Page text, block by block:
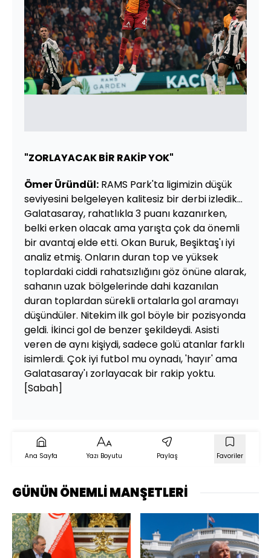
"ZORLAYACAK BİR RAKİP YOK"
Ömer Üründül: RAMS Park'ta ligimizin düşük
seviyesini belgeleyen kalitesiz bir derbi izledik…
Galatasaray, rahatlıkla 3 puanı kazanırken,
belki erken olacak ama yarışta çok da önemli
bir avantaj elde etti. Okan Buruk, Beşiktaş'ı iyi
analiz etmiş. Onların duran top ve yüksek
toplardaki ciddi rahatsızlığını göz önüne alarak,
sahanın uzak bölgelerinde dahi kazanılan
duran toplardan sürekli ortalarla gol aramayı
düşündüler. Nitekim ilk gol böyle bir pozisyonda
geldi. İkinci gol de benzer şekildeydi. Asisti
veren de aynı kişiydi, sadece golü atanlar farklı
isimlerdi. Çok iyi futbol mu oynadı, 'hayır' ama
Galatasaray'ı zorlayacak bir rakip yoktu.
[Sabah]
Ana Sayfa Yazı Boyutu Paylaş Favoriler
GÜNÜN ÖNEMLİ MANŞETLERİ